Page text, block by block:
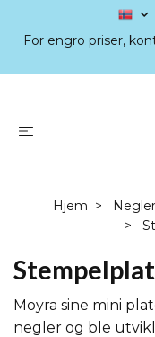
For engro priser,
Hjem Negler
Moyra sine mini
negler og ble